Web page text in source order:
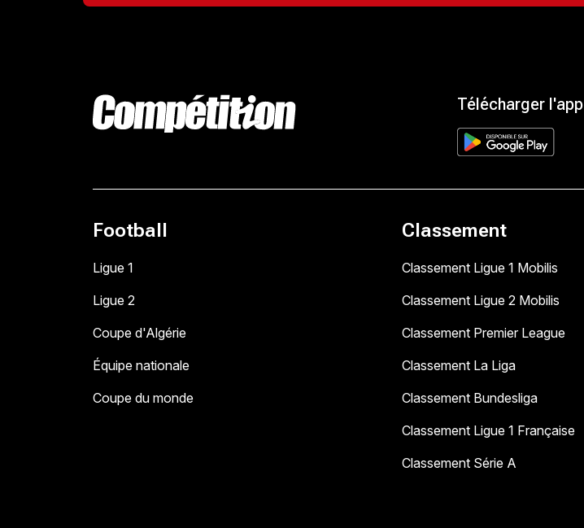
Télécharger l'app
Football
Ligue 1
Ligue 2
Coupe d'Algérie
Équipe nationale
Coupe du monde
Classement
Classement Ligue 1 Mobilis
Classement Ligue 2 Mobilis
Classement Premier League
Classement La Liga
Classement Bundesliga
Classement Ligue 1 Française
Classement Série A